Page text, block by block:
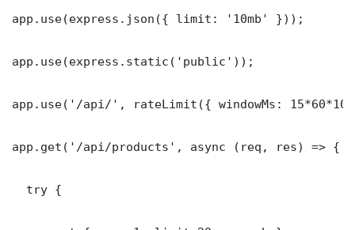
app.use(express.json({ limit: '10mb' }));
app.use(express.static('public'));
app.use('/api/', rateLimit({ windowMs:
app.get('/api/products', async (req, res) => {
  try {